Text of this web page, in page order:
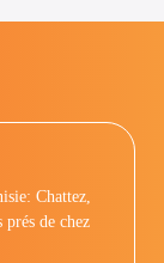
Chattez,
prés de chez